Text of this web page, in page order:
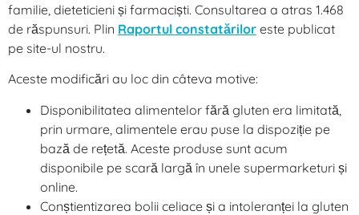
familie, dieteticieni și farmaciști. Consultarea a atras 1.468
de răspunsuri. Plin Raportul constatărilor este publicat
pe site-ul nostru.
Aceste modificări au loc din câteva motive:
Disponibilitatea alimentelor fără gluten era limitată,
prin urmare, alimentele erau puse la dispoziție pe
bază de rețetă. Aceste produse sunt acum
disponibile pe scară largă în unele supermarketuri și
online.
Conștientizarea bolii celiace și a intoleranței la gluten